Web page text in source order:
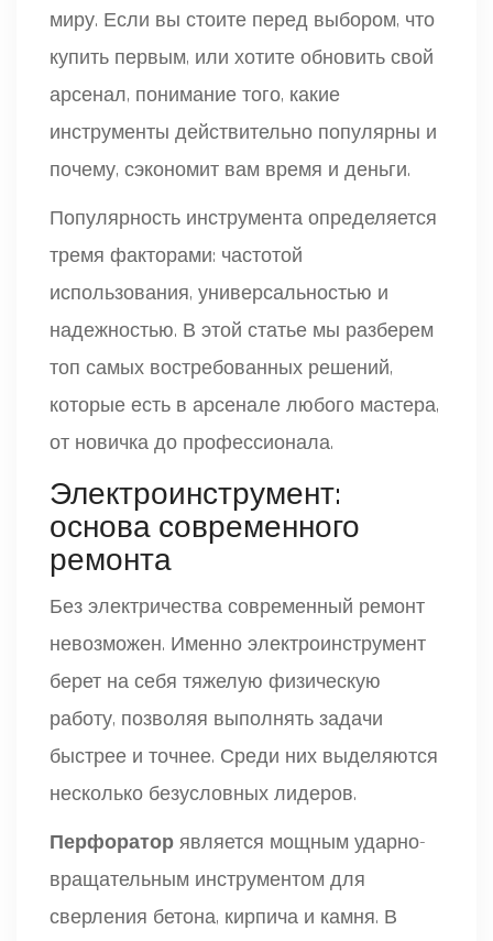
миру. Если вы стоите перед выбором, что
купить первым, или хотите обновить свой
арсенал, понимание того, какие
инструменты действительно популярны и
почему, сэкономит вам время и деньги.
Популярность инструмента определяется
тремя факторами: частотой
использования, универсальностью и
надежностью. В этой статье мы разберем
топ самых востребованных решений,
которые есть в арсенале любого мастера,
от новичка до профессионала.
Электроинструмент:
основа современного
ремонта
Без электричества современный ремонт
невозможен. Именно электроинструмент
берет на себя тяжелую физическую
работу, позволяя выполнять задачи
быстрее и точнее. Среди них выделяются
несколько безусловных лидеров.
Перфоратор является мощным ударно-
вращательным инструментом для
сверления бетона, кирпича и камня. В